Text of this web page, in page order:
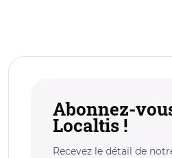
Abonnez-
Localtis !
Recevez le détail de